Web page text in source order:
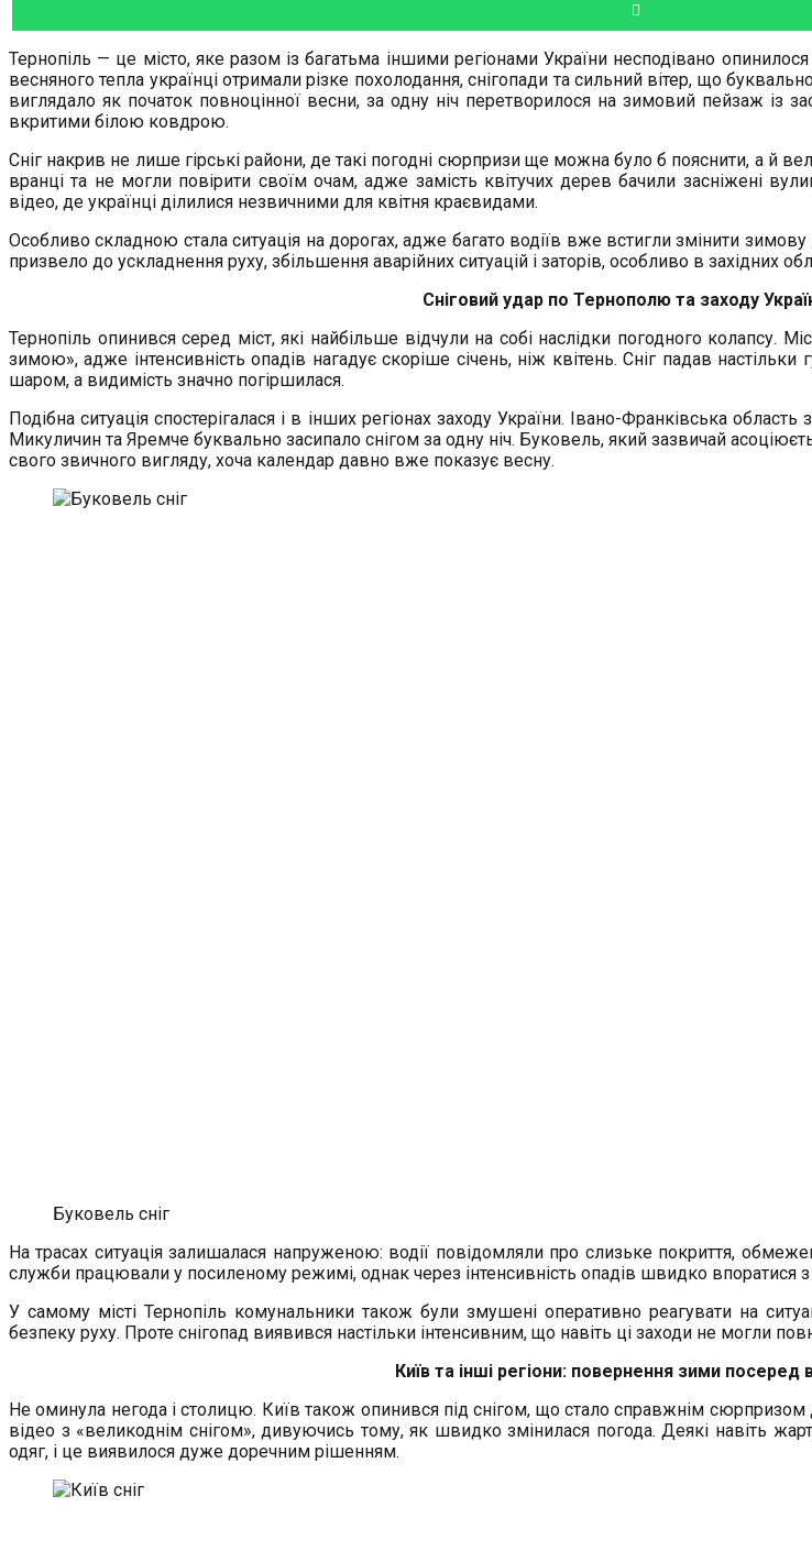
Тернопіль — це місто, яке разом із багатьма іншими регіонами України несподівано
весняного тепла українці отримали різке похолодання, снігопади та сильний вітер, що
виглядало як початок повноцінної весни, за одну ніч перетворилося на зимовий пейзаж із
вкритими білою ковдрою.
Сніг накрив не лише гірські райони, де такі погодні сюрпризи ще можна було б пояснити, а й
вранці та не могли повірити своїм очам, адже замість квітучих дерев бачили засніжені
відео, де українці ділилися незвичними для квітня краєвидами.
Особливо складною стала ситуація на дорогах, адже багато водіїв вже встигли змінити
призвело до ускладнення руху, збільшення аварійних ситуацій і заторів, особливо в західних
Сніговий удар по Тернополю та заходу
Тернопіль опинився серед міст, які найбільше відчули на собі наслідки погодного колапсу.
зимою», адже інтенсивність опадів нагадує скоріше січень, ніж квітень. Сніг падав
шаром, а видимість значно погіршилася.
Подібна ситуація спостерігалася і в інших регіонах заходу України. Івано-Франківська
Микуличин та Яремче буквально засипало снігом за одну ніч. Буковель, який зазвичай
свого звичного вигляду, хоча календар давно вже показує весну.
Буковель сніг
На трасах ситуація залишалася напруженою: водії повідомляли про слизьке покриття,
служби працювали у посиленому режимі, однак через інтенсивність опадів швидко впоратися
У самому місті Тернопіль комунальники також були змушені оперативно реагувати на
безпеку руху. Проте снігопад виявився настільки інтенсивним, що навіть ці заходи не могли
Київ та інші регіони: повернення зими посеред
Не оминула негода і столицю. Київ також опинився під снігом, що стало справжнім
відео з «великоднім снігом», дивуючись тому, як швидко змінилася погода. Деякі навіть
одяг, і це виявилося дуже доречним рішенням.